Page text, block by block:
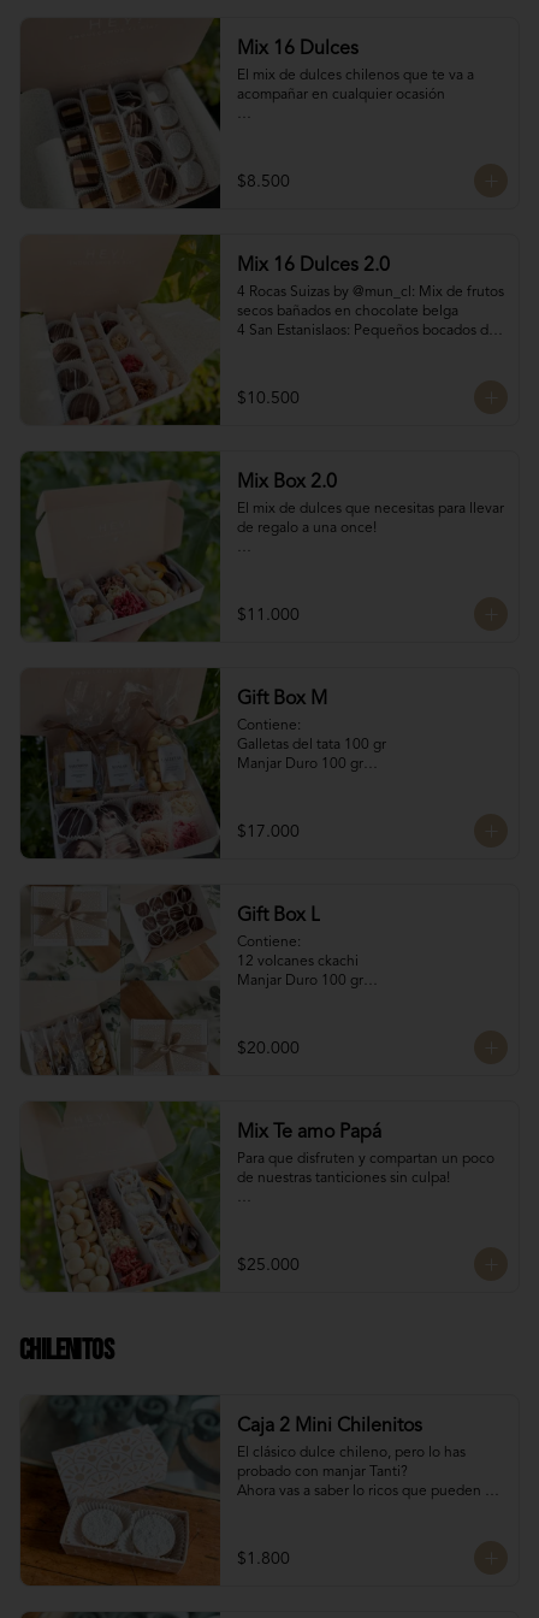
Mix 16 Dulces
El mix de dulces chilenos que te va a
acompañar en cualquier ocasión
4 mini chilenitos
4 Bocados Taratchi: Mantequilla de maní
4 Bocados de manjar duro
SI NECESITAS MÁS DE 10 UNIDADES
escríbenos por WhatsApp o Instagram
para confirmar stock (nuestros productos
$8.500
Mix 16 Dulces 2.0
4 Rocas Suizas by @mun_cl: Mix de frutos
secos bañados en chocolate belga
4 San Estanislaos: Pequeños bocados de
rellenos con manjar blanco
4 Volcanes Ckachi
$10.500
Mix Box 2.0
El mix de dulces que necesitas para llevar
de regalo a una once!
4 Rocas Suizas by @mun_cl: Mix de frutos
secos bañados en chocolate francés
$11.000
Gift Box M
Contiene:
Galletas del tata 100 gr
Manjar Duro 100 gr
4 Rocas Suizas
$17.000
Gift Box L
Contiene:
12 volcanes ckachi
Manjar Duro 100 gr
Naranjitas con chocolate
$20.000
Mix Te amo Papá
Para que disfruten y compartan un poco
de nuestras tanticiones sin culpa!
manjar blanco)
Naranjitas con chocolate 150 gr
$25.000
Chilenitos
Caja 2 Mini Chilenitos
El clásico dulce chileno, pero lo has
probado con manjar Tanti?
Ahora vas a saber lo ricos que pueden
espolvoreados con azúcar flor.
Para dar un dulce especial en estas
$1.800